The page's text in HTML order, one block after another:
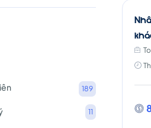
189
11